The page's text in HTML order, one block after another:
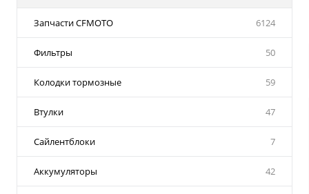
Запчасти CFMOTO 6124
Фильтры 50
Колодки тормозные 59
Втулки 47
Сайлентблоки 7
Аккумуляторы 42